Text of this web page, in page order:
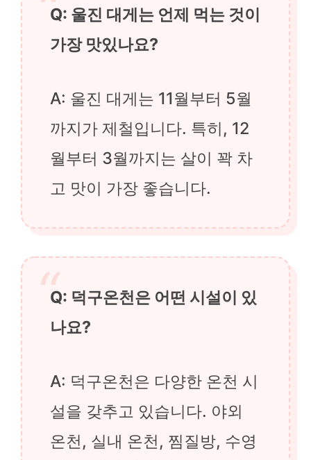
Q: 울진 대게는 언제 먹는 것이
가장 맛있나요?
A: 울진 대게는 11월부터 5월
까지가 제철입니다. 특히, 12
월부터 3월까지는 살이 꽉 차
고 맛이 가장 좋습니다.
Q: 덕구온천은 어떤 시설이 있
나요?
A: 덕구온천은 다양한 온천 시
설을 갖추고 있습니다. 야외
온천, 실내 온천, 찜질방, 수영